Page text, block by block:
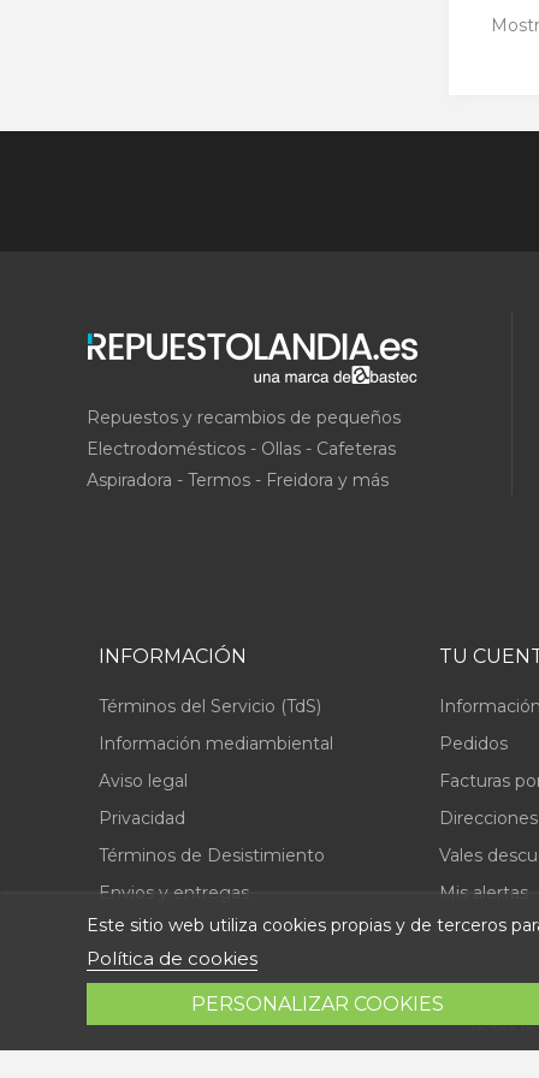
Repuestos y recambios de pequeños
Electrodomésticos - Ollas - Cafeteras
Aspiradora - Termos - Freidora y más
Este sitio web utiliza cookies propias y de terceros
Política de cookies
PERSONALIZAR COOKIES
INFORMACIÓN
Términos del Servicio (TdS)
Información mediambiental
Aviso legal
Privacidad
Términos de Desistimiento
Envios y entregas
TU
Pedidos
Facturas
Direcciones
Vales
Mis alertas
Todos